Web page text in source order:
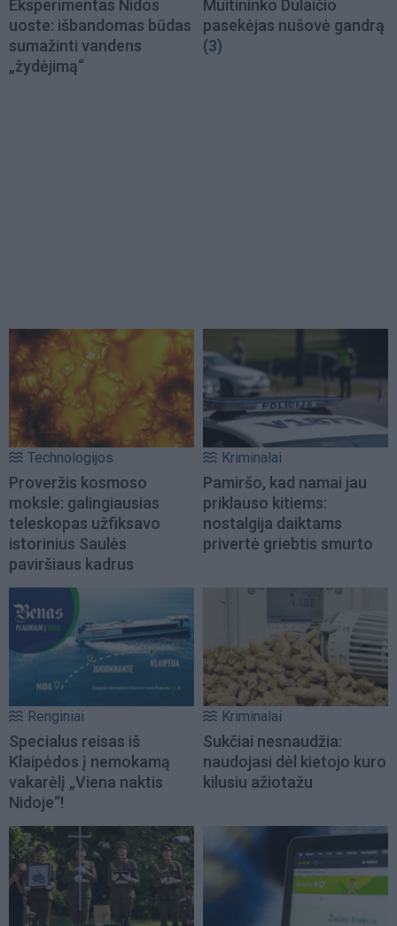
Eksperimentas Nidos
uoste: išbandomas būdas
sumažinti vandens
„žydėjimą“
Muitininko Dulaičio
pasekėjas nušovė gandrą
(3)
Technologijos
Proveržis kosmoso
moksle: galingiausias
teleskopas užfiksavo
istorinius Saulės
paviršiaus kadrus
Kriminalai
Pamiršo, kad namai jau
priklauso kitiems:
nostalgija daiktams
privertė griebtis smurto
Renginiai
Specialus reisas iš
Klaipėdos į nemokamą
vakarėlį „Viena naktis
Nidoje“!
Kriminalai
Sukčiai nesnaudžia:
naudojasi dėl kietojo kuro
kilusiu ažiotažu